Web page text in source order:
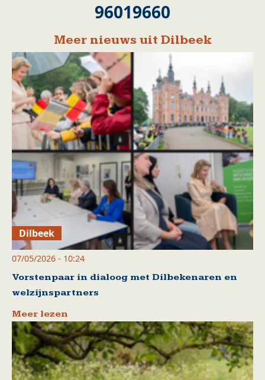
96019660
Meer nieuws uit Dilbeek
Dilbeek
07/05/2026 - 10:24
Vorstenpaar in dialoog met Dilbekenaren en
welzijnspartners
Meer lezen